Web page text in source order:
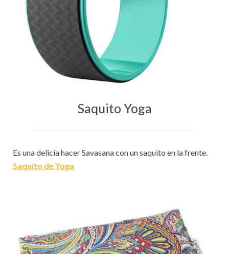
Saquito Yoga
Es una delicia hacer Savasana con un saquito en la frente.
Saquito de Yoga